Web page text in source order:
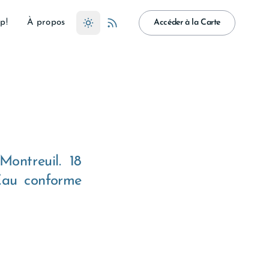
À propos Accéder à la Carte
18
conforme